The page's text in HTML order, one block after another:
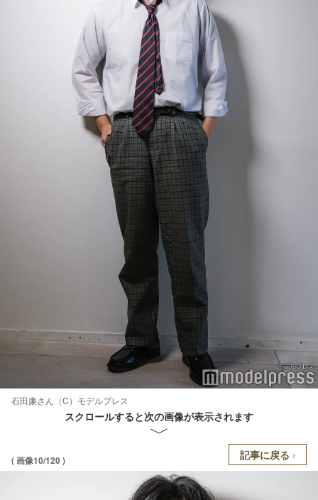
石田廉さん（C）モデルプレス
スクロールすると次の画像が表示されます
( 画像10/120 ) 記事に戻る